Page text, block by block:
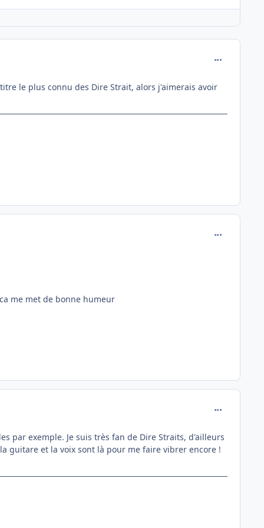
le plus connu des Dire Strait, alors j'aimerais avoir
me met de bonne humeur
par exemple. Je suis très fan de Dire Straits, d'ailleurs
guitare et la voix sont là pour me faire vibrer encore !